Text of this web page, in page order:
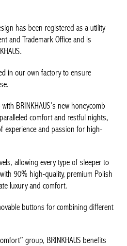
has been registered as a utility
and Trademark Office and is
in our own factory to ensure
BRINKHAUS’s new honeycomb
comfort and restful nights,
experience and passion for high-
allowing every type of sleeper to
90% high-quality, premium Polish
luxury and comfort.
buttons for combining different
group, BRINKHAUS benefits